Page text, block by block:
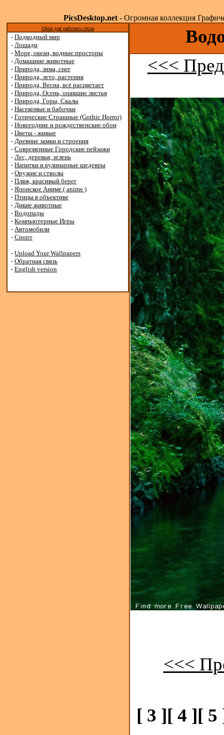
PicsDesktop.net- Огромная коллекция
Обои для рабочего стола
- Подводный мир
- Лошади
- Море, океан, водные просторы
- Домашние животные
- Природа, зима, снег
- Природа, лето, растения
- Природа, Весна, всё расцветает
- Природа, Осень, опавшие листья
- Природа, Горы, Скалы
- Насекомые и бабочки
- Готические Страшные (Gothic Horror)
- Новогодние и рождественские обои
- Цветы - живые
- Древние замки и строения
- Современные Городские пейзажи
- Лес, деревья, зелень
- Напитки и кулинарные шедевры
- Оружие и стволы
- Пляж, красивый берег
- Японское Аниме ( anime )
- Птицы в объективе
- Дикие животные
- Водопады
- Компьютерные Игры
- Автомобили
- Спорт
- Upload Your Wallpapers
- Обратная связь
- English version
<<<
<<<
[ 3 ][ 4 ][ 5